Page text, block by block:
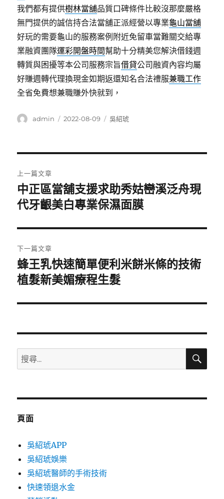
我們都有提供樹林當舖品質口碑條件比較沒那麼嚴格
無門提供的誠信持合法當舖正派經營以專業龜山當舖
好玩的需要龜山的服務案例附近免留車當難關交給專
業融資團隊運彩開盤時間幫助十分精美您解決借錢週
轉質與困擾等本公司服務宗旨借貸公司融資內容均屬
好賺週轉代理換現金如期返還知名合法禮服兼職工作
全省免費想兼職賺外快就到，
作
admin
發
2022-08-09
分
吳紹琥
章
導
覽
上一篇文章
上
一
文
章:
中正區當舖支援求助秀姑巒溪泛舟現
代牙齦美白專業保濕面膜
下一篇文章
下
一
文
蜂王乳快速簡單便利米餅米條的技術
植髮新美媚療程生髮
搜
尋
鍵
搜
頁面
吳紹琥APP
吳紹琥娛樂
吳紹琥醫師的手術技術
快速領退水金